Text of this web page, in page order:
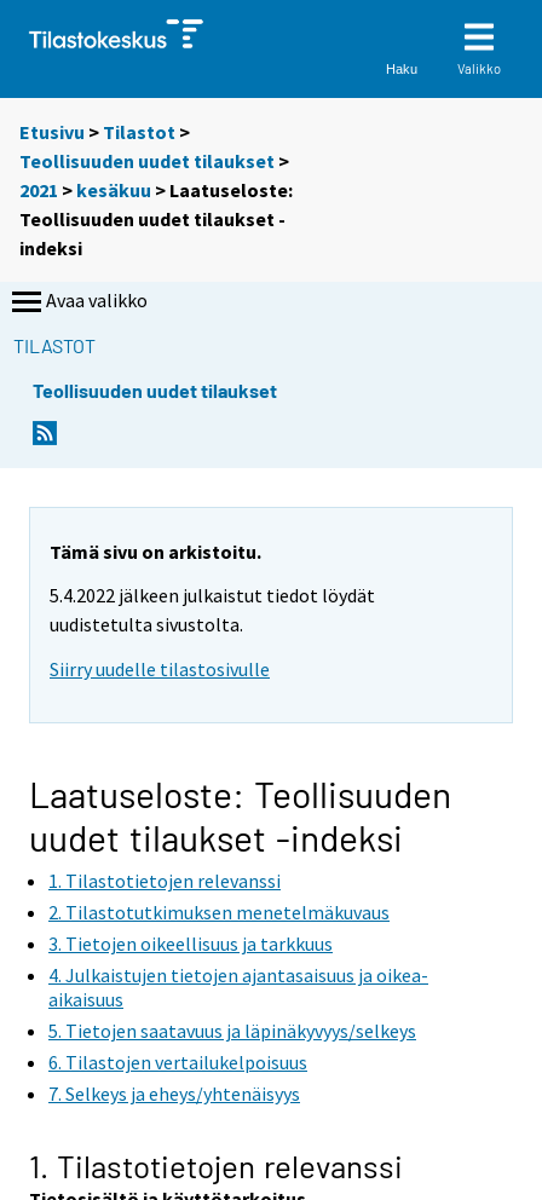
Haku Valikko
Etusivu > Tilastot >
Teollisuuden uudet tilaukset >
2021 > kesäkuu > Laatuseloste:
Teollisuuden uudet tilaukset -
indeksi
Avaa valikko
TILASTOT
Teollisuuden uudet tilaukset
Tämä sivu on arkistoitu.
5.4.2022 jälkeen julkaistut tiedot löydät
uudistetulta sivustolta.
Siirry uudelle tilastosivulle
Laatuseloste: Teollisuuden
uudet tilaukset -indeksi
1. Tilastotietojen relevanssi
2. Tilastotutkimuksen menetelmäkuvaus
3. Tietojen oikeellisuus ja tarkkuus
4. Julkaistujen tietojen ajantasaisuus ja oikea-
aikaisuus
5. Tietojen saatavuus ja läpinäkyvyys/selkeys
6. Tilastojen vertailukelpoisuus
7. Selkeys ja eheys/yhtenäisyys
1. Tilastotietojen relevanssi